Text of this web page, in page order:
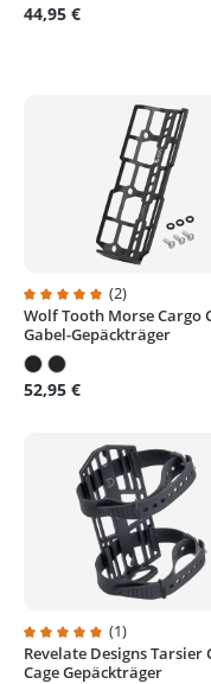
44,95 €
Durchschnittliche
(2)
Wolf Tooth Morse Cargo
Gabel-Gepäckträger
52,95 €
Durchschnittliche
(1)
Revelate Designs Tarsier
Cage Gepäckträger